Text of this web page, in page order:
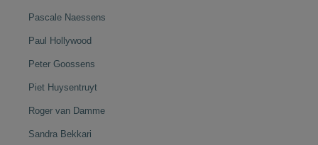
Pascale Naessens
Paul Hollywood
Peter Goossens
Piet Huysentruyt
Roger van Damme
Sandra Bekkari